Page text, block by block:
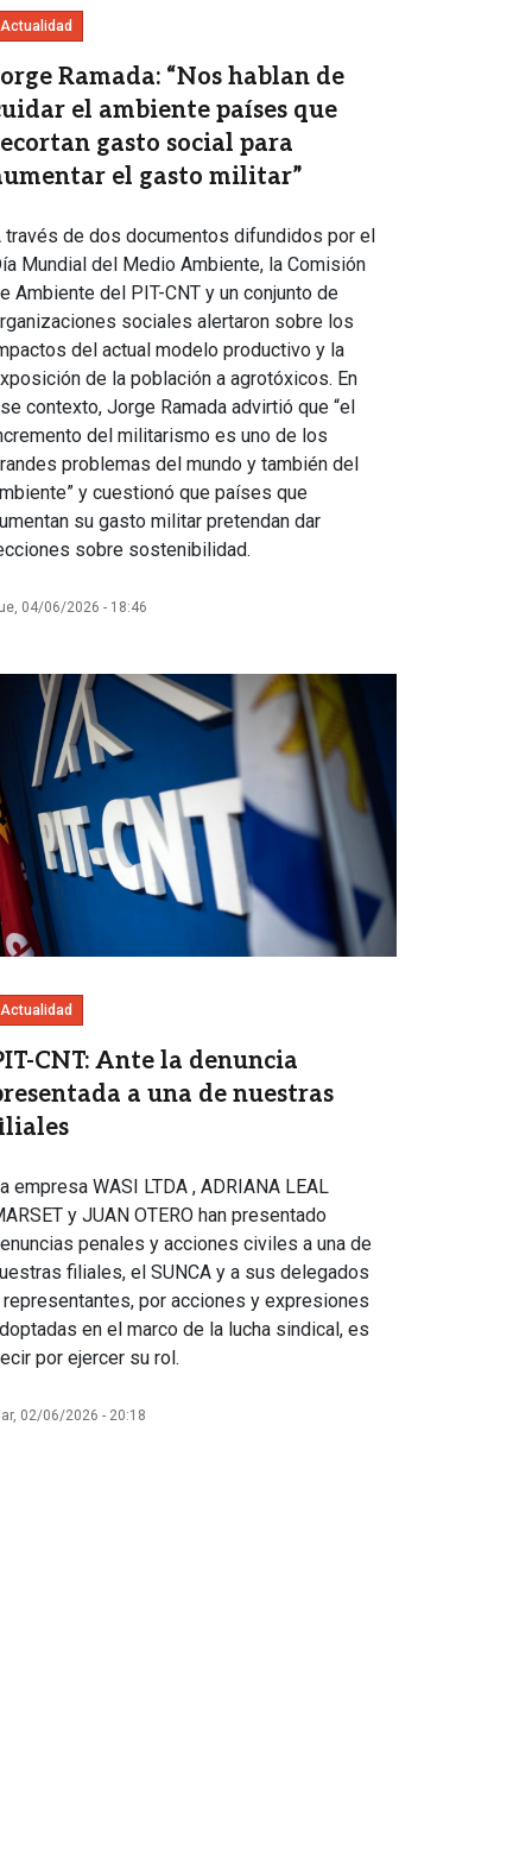
Actualidad
Ramada: “Nos hablan de
el ambiente países que
gasto social para
el gasto militar”
través de dos documentos difundidos por el
Mundial del Medio Ambiente, la Comisión
Ambiente del PIT-CNT y un conjunto de
sociales alertaron sobre los
del actual modelo productivo y la
de la población a agrotóxicos. En
contexto, Jorge Ramada advirtió que “el
del militarismo es uno de los
problemas del mundo y también del
y cuestionó que países que
su gasto militar pretendan dar
sobre sostenibilidad.
04/06/2026 - 18:46
Actualidad
CNT: Ante la denuncia
a una de nuestras
empresa WASI LTDA , ADRIANA LEAL
y JUAN OTERO han presentado
penales y acciones civiles a una de
filiales, el SUNCA y a sus delegados
representantes, por acciones y expresiones
en el marco de la lucha sindical, es
por ejercer su rol.
02/06/2026 - 20:18